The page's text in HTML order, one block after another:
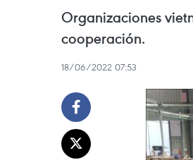
Organizaciones
cooperación.
18/06/2022 07:53